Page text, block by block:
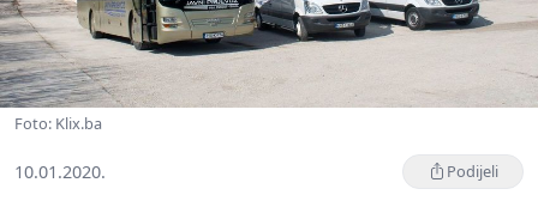
Foto: Klix.ba
10.01.2020. Podijeli